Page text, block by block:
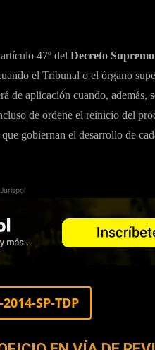
47º del Decreto
el Tribunal o el órgano
de aplicación cuando, además,
de ordene el reinicio del
gobiernan el desarrollo de
SP-TDP